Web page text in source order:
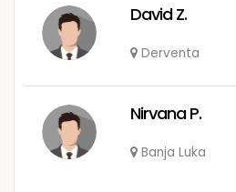
David Z.
Derventa
Nirvana P.
Banja Luka